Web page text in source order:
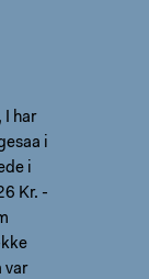
I har
i
i
Kr. -
var